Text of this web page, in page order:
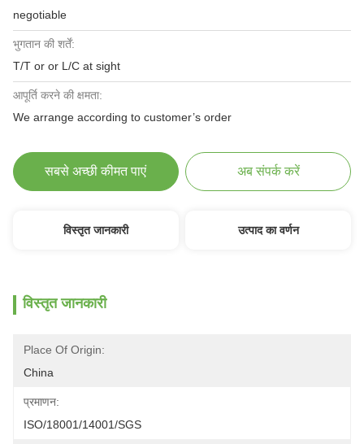
negotiable
भुगतान की शर्तें:
T/T or or L/C at sight
आपूर्ति करने की क्षमता:
We arrange according to customer’s order
सबसे अच्छी कीमत पाएं अब संपर्क करें
विस्तृत जानकारी उत्पाद का वर्णन
विस्तृत जानकारी
Place Of Origin:
China
प्रमाणन:
ISO/18001/14001/SGS